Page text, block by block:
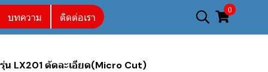
บทความ ติดต่อเรา 0
น LX201 ตัดละเอียด(Micro Cut)